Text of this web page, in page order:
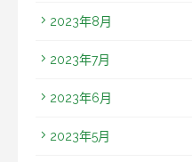
2023年8月
2023年7月
2023年6月
2023年5月